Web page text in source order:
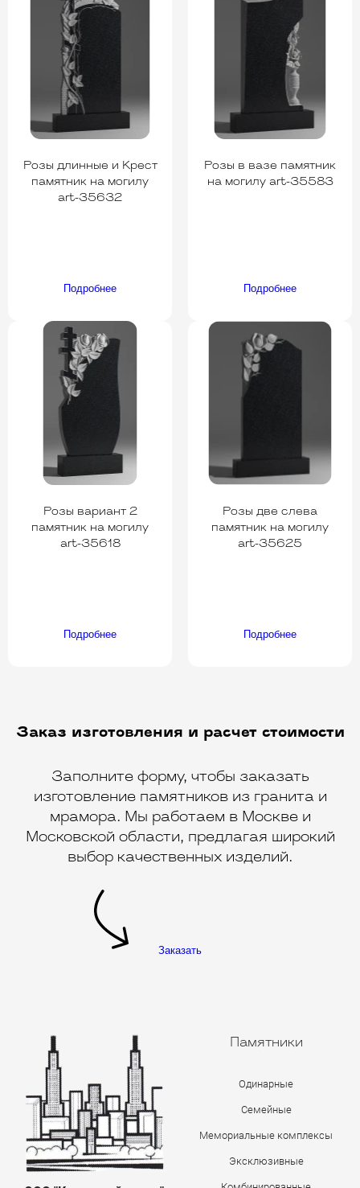
Розы длинные и Крест
памятник на могилу
art-35632
Подробнее
Розы в вазе памятник
на могилу art-35583
Подробнее
Розы вариант 2
памятник на могилу
art-35618
Подробнее
Розы две слева
памятник на могилу
art-35625
Подробнее
Заказ изготовления и расчет стоимости
Заполните форму, чтобы заказать
изготовление памятников из гранита и
мрамора. Мы работаем в Москве и
Московской области, предлагая широкий
выбор качественных изделий.
Заказать
Памятники
Одинарные
Семейные
Мемориальные комплексы
Эксклюзивные